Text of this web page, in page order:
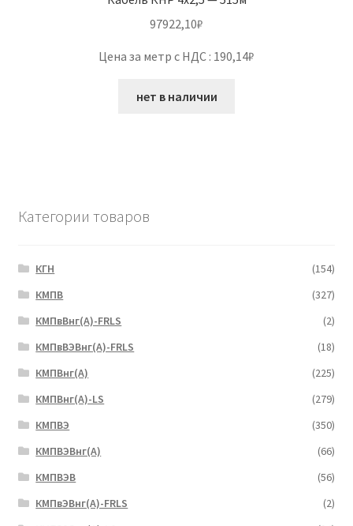
97922,10₽
Цена за метр с НДС : 190,14₽
нет в наличии
Категории товаров
КГН
(154)
КМПВ
(327)
КМПвВнг(А)-FRLS
(2)
КМПвВЭВнг(А)-FRLS
(18)
КМПВнг(А)
(225)
КМПВнг(А)-LS
(279)
КМПВЭ
(350)
КМПВЭBнг(А)
(66)
КМПВЭВ
(56)
КМПвЭВнг(А)-FRLS
(2)